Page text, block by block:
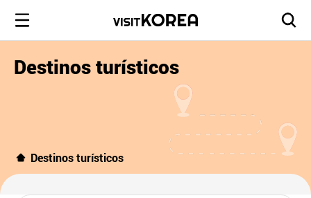
Destinos turísticos
Destinos turísticos